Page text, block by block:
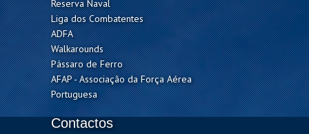
Reserva Naval
Liga dos Combatentes
ADFA
Walkarounds
Pássaro de Ferro
AFAP - Associação da Força Aérea
Portuguesa
Contactos